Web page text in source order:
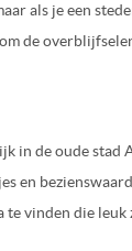
als je een
de
in de oude stad
en
te vinden die leuk